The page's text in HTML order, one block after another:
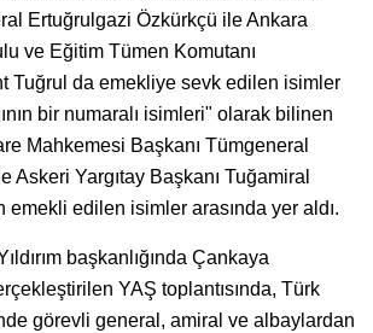
Ertuğrulgazi Özkürkçü ile Ankara
ve Eğitim Tümen Komutanı
Tuğrul da emekliye sevk edilen isimler
bir numaralı isimleri" olarak bilinen
Mahkemesi Başkanı Tümgeneral
Askeri Yargıtay Başkanı Tuğamiral
emekli edilen isimler arasında yer aldı.
başkanlığında Çankaya
YAŞ toplantısında, Türk
görevli general, amiral ve albaylardan